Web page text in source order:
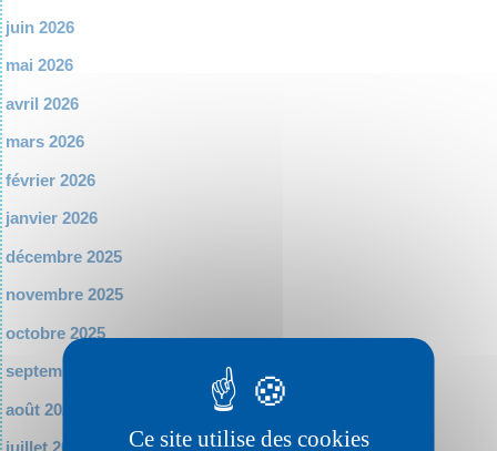
Ce site utilise des cookies
juin 2026
mai 2026
avril 2026
mars 2026
février 2026
janvier 2026
décembre 2025
novembre 2025
octobre 2025
septembre 2025
août 2025